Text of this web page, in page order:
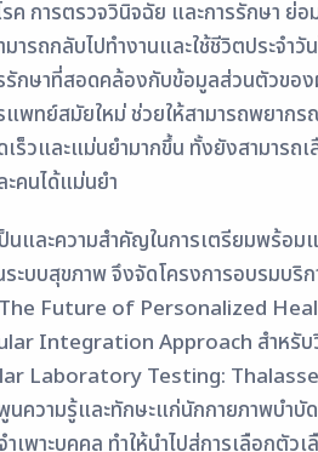
ค การตรวจวินิจฉัย และการรักษา ย่
รถกลับไปทำงานและใช้ชีวิตประจำวั
รักษาที่สอดคล้องกับข้อมูลส่วนตัวขอ
พทย์สมัยใหม่ ช่วยให้สามารถพยากร
ร็วและแม่นยำมากขึ้น ทั้งยังสามารถเ
คนได้แม่นยำ
นและความสำคัญในการเตรียมพร้อม
บบสุขภาพ จึงจัดโครงการอบรมบริก
The Future of Personalized
Integration Approach สำหรับ
Laboratory Testing:
ความรู้และทักษะแก่นักกายภาพบำบั
พาะบุคคล ทำให้นำไปสู่การเลือกตัวเ